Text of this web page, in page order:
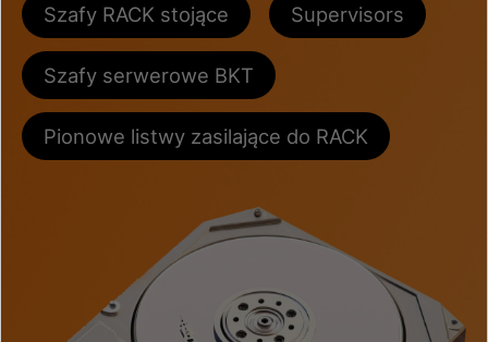
Szafy RACK stojące Supervisors
Szafy serwerowe BKT
Pionowe listwy zasilające do RACK